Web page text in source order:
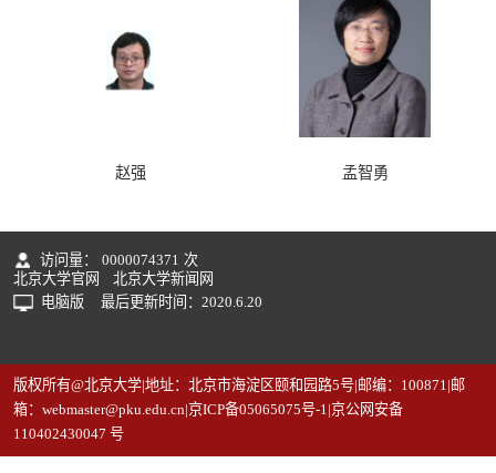
赵强 孟智勇
访问量： 0000074371 次
北京大学官网
北京大学新闻网
电脑版
最后更新时间： 2020.6.20
版权所有@北京大学|地址：北京市海淀区颐和园路5号|邮编：100871|邮
箱：webmaster@pku.edu.cn|京ICP备05065075号-1|京公网安备
110402430047 号